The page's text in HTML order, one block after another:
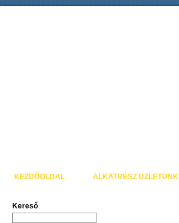
KEZDŐOLDAL ALKATRÉSZ ÜZLETÜNK
Kereső